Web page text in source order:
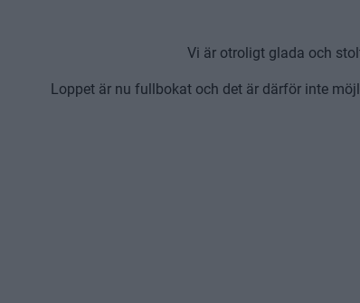
Vi är otroligt glada och
Loppet är nu fullbokat och det är därför inte